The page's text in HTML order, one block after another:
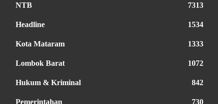
NTB 7313
Headline 1534
Kota Mataram 1333
Lombok Barat 1072
Hukum & Kriminal 842
Pemerintahan 730